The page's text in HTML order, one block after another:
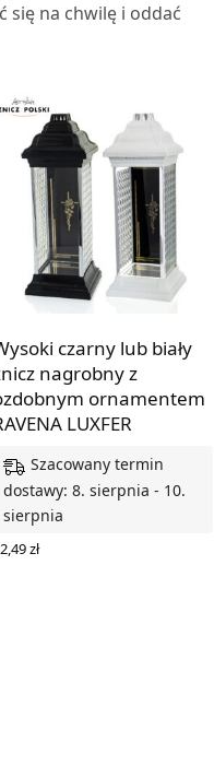
się na chwilę i oddać
czarny lub biały
nagrobny z
ornamentem
LUXFER
Szacowany termin
dostawy: 8. sierpnia - 10.
sierpnia
zł